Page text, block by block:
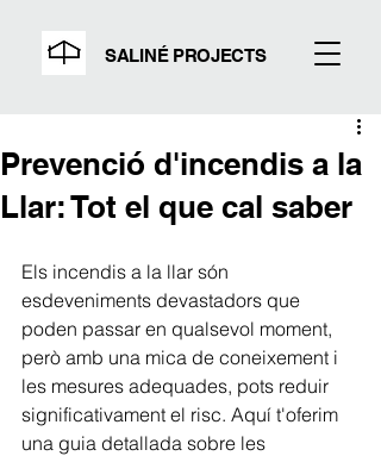
SALINÉ PROJECTS
Prevenció d'incendis a la
Llar: Tot el que cal saber
Els incendis a la llar són
esdeveniments devastadors que
poden passar en qualsevol moment,
però amb una mica de coneixement i
les mesures adequades, pots reduir
significativament el risc. Aquí t'oferim
una guia detallada sobre les